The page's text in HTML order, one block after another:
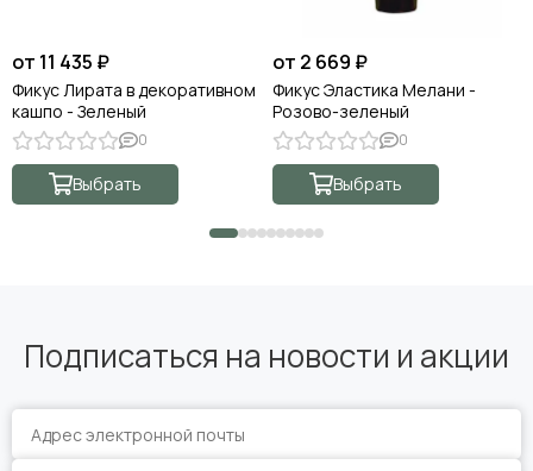
от 11 435 ₽
Фикус Лирата в декоративном
кашпо - Зеленый
0
Выбрать
от 2 669 ₽
Фикус Эластика Мелани -
Розово-зеленый
0
Выбрать
Подписаться на новости и акции